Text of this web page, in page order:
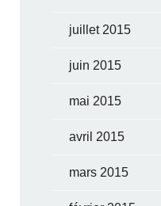
juillet 2015
juin 2015
mai 2015
avril 2015
mars 2015